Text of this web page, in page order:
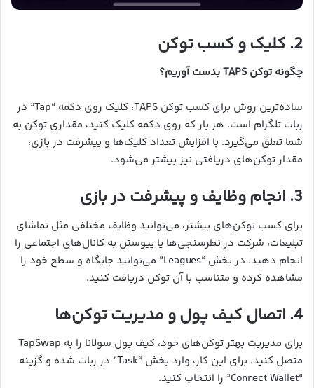
2. کلیک و کسب توکن
چگونه توکن TAPS بدست آوریم؟
ساده‌ترین روش برای کسب توکن TAPS، کلیک روی دکمه “Tap” در
ربات تلگرام است. هر بار که روی دکمه کلیک کنید، مقداری توکن به
شما تعلق می‌گیرد. با افزایش تعداد کلیک‌ها و پیشرفت در بازی،
مقدار توکن‌های دریافتی نیز بیشتر می‌شود.
3. انجام وظایف و پیشرفت در بازی
برای کسب توکن‌های بیشتر، می‌توانید وظایف مختلفی مثل تماشای
تبلیغات، شرکت در نظرسنجی‌ها یا پیوستن به کانال‌های اجتماعی را
انجام دهید. در بخش “Leagues” می‌توانید جایگاه و سطح خود را
مشاهده کرده و متناسب با آن توکن دریافت کنید.
4. اتصال کیف پول و مدیریت توکن‌ها
برای مدیریت بهتر توکن‌های خود، کیف پول سولانا را به TapSwap
متصل کنید. برای این کار، وارد بخش “Task” در ربات شده و گزینه
“Connect Wallet” را انتخاب کنید.